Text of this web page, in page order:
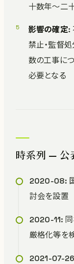
十数年〜二
影響の確定:
禁止・監督
数の工事に
必要となる
時系列 — 公
2020-08:
討会を設置
2020-11: 同
厳格化等を
2021-07-